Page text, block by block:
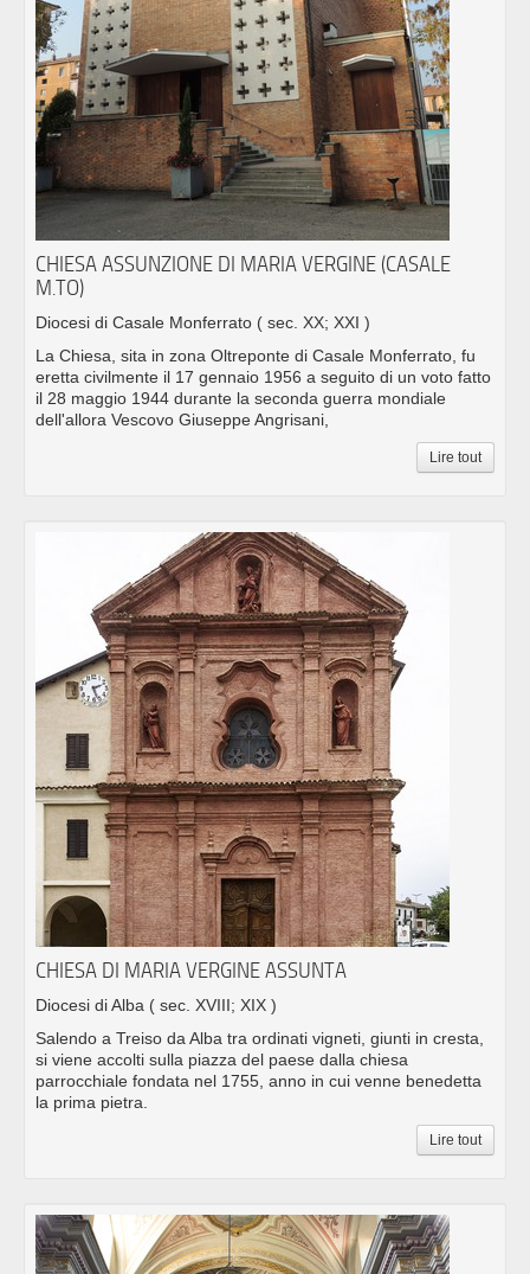
CHIESA ASSUNZIONE DI MARIA VERGINE (CASALE
M.TO)
Diocesi di Casale Monferrato ( sec. XX; XXI )
La Chiesa, sita in zona Oltreponte di Casale Monferrato, fu
eretta civilmente il 17 gennaio 1956 a seguito di un voto fatto
il 28 maggio 1944 durante la seconda guerra mondiale
dell'allora Vescovo Giuseppe Angrisani,
Lire tout
CHIESA DI MARIA VERGINE ASSUNTA
Diocesi di Alba ( sec. XVIII; XIX )
Salendo a Treiso da Alba tra ordinati vigneti, giunti in cresta,
si viene accolti sulla piazza del paese dalla chiesa
parrocchiale fondata nel 1755, anno in cui venne benedetta
la prima pietra.
Lire tout